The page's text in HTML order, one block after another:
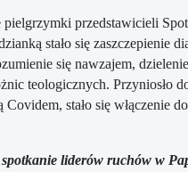
pielgrzymki przedstawicieli
stało się
się nawzajem,
teologicznych. Przyniosło
stało się włączenie
liderów ruchów w